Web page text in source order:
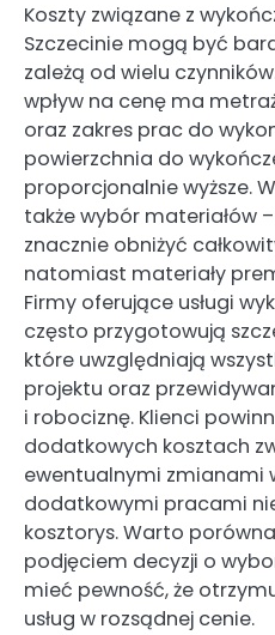
Koszty związane z
Szczecinie mogą być
zależą od wielu
wpływ na cenę ma
oraz zakres prac do
powierzchnia do
proporcjonalnie wyższe.
także wybór materiałów
znacznie obniżyć
natomiast materiały
Firmy oferujące usługi
często przygotowują
które uwzględniają
projektu oraz
i robociznę. Klienci
dodatkowych kosztach
ewentualnymi zmianami
dodatkowymi pracami
kosztorys. Warto
podjęciem decyzji o
mieć pewność, że
usług w rozsądnej cenie.